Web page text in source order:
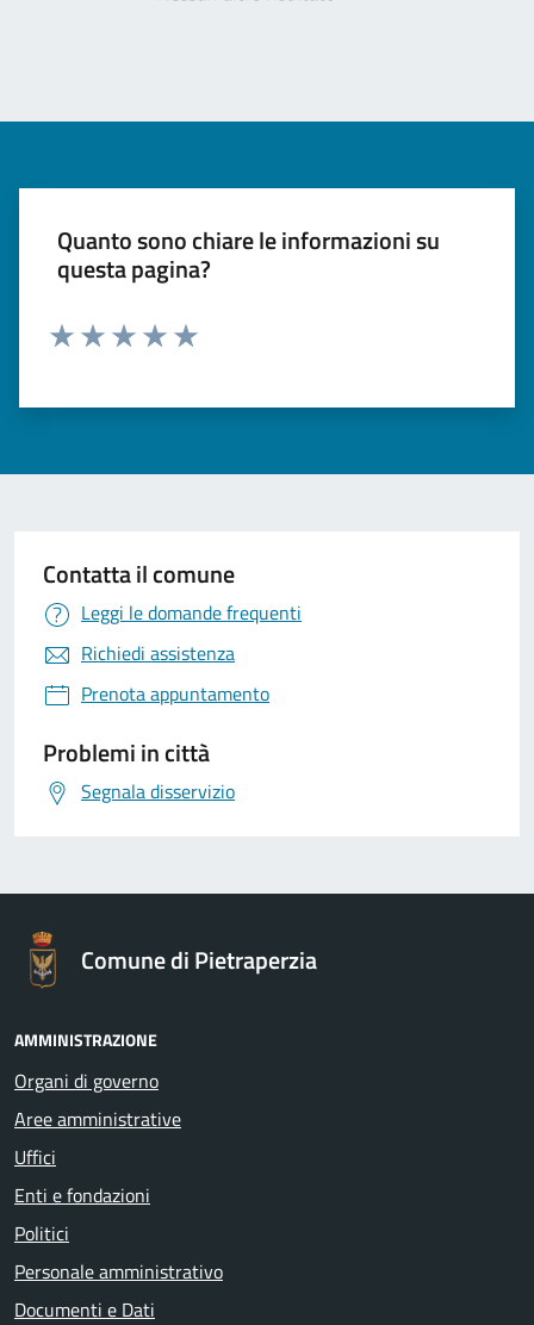
Quanto sono chiare le informazioni su
questa pagina?
Contatta il comune
Leggi le domande frequenti
Richiedi assistenza
Prenota appuntamento
Problemi in città
Segnala disservizio
Comune di Pietraperzia
AMMINISTRAZIONE
Organi di governo
Aree amministrative
Uffici
Enti e fondazioni
Politici
Personale amministrativo
Documenti e Dati